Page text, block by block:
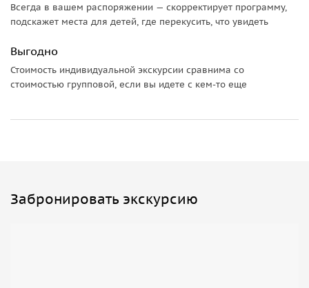
Всегда в вашем распоряжении — скорректирует программу,
подскажет места для детей, где перекусить, что увидеть
Выгодно
Стоимость индивидуальной экскурсии сравнима со
стоимостью групповой, если вы идете с кем-то еще
Забронировать экскурсию